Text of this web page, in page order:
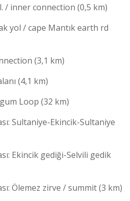
/ inner connection (0,5 km)
yol / cape Mantık earth rd
(3,1 km)
(4,1 km)
Loop (32 km)
Sultaniye-Ekincik-Sultaniye
Ekincik gediği-Selvili gedik
Ölemez zirve / summit (3 km)